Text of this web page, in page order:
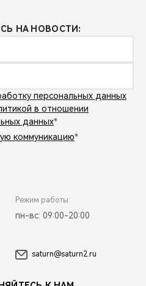
НА НОВОСТИ:
персональных данных
в отношении
данных*
коммуникацию*
Режим работы:
пн-вс: 09:00-20:00
saturn@saturn2.ru